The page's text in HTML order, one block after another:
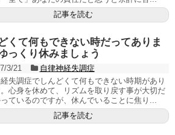
記事を読む
くて何もできない時だってありま
っくり休みましょう
3/21
自律神経失調症
失調症でしんどくて何もできない時期があり
心身を休めて、リズムを取り戻す事が大切だ
ているのですが、休んでいることに焦り...
記事を読む